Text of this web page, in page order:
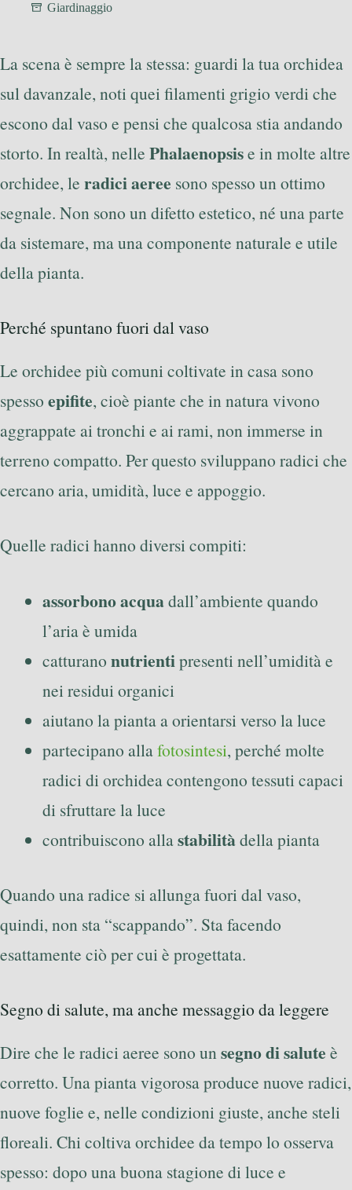
Giardinaggio
La scena è sempre la stessa: guardi la tua orchidea
sul davanzale, noti quei filamenti grigio verdi che
escono dal vaso e pensi che qualcosa stia andando
storto. In realtà, nelle Phalaenopsise in molte altre
orchidee, le radici aeree sono spesso un ottimo
segnale. Non sono un difetto estetico, né una parte
da sistemare, ma una componente naturale e utile
della pianta.
Perché spuntano fuori dal vaso
Le orchidee più comuni coltivate in casa sono
spesso epifite, cioè piante che in natura vivono
aggrappate ai tronchi e ai rami, non immerse in
terreno compatto. Per questo sviluppano radici che
cercano aria, umidità, luce e appoggio.
Quelle radici hanno diversi compiti:
assorbono acquadall’ambiente quando
l’aria è umida
catturano nutrientipresenti nell’umidità e
nei residui organici
aiutano la pianta a orientarsi verso la luce
partecipano allafotosintesi, perché molte
radici di orchidea contengono tessuti capaci
di sfruttare la luce
contribuiscono allastabilitàdella pianta
Quando una radice si allunga fuori dal vaso,
quindi, non sta “scappando”. Sta facendo
esattamente ciò per cui è progettata.
Segno di salute, ma anche messaggio da leggere
Dire che le radici aeree sono unsegno di salute è
corretto. Una pianta vigorosa produce nuove radici,
nuove foglie e, nelle condizioni giuste, anche steli
floreali. Chi coltiva orchidee da tempo lo osserva
spesso: dopo una buona stagione di luce e